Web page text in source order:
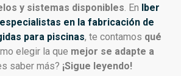
y sistemas disponibles. En Iber
especialistas en la fabricación de
para piscinas, te contamos qué
elegir la que mejor se adapte a
saber más? ¡Sigue leyendo!